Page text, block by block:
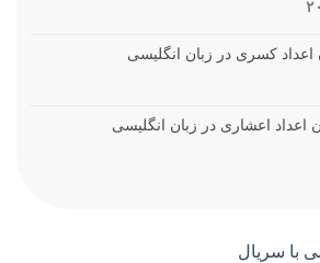
۲۰
اعداد کسری در زبان انگلیسی
اعداد اعشاری در زبان انگلیسی